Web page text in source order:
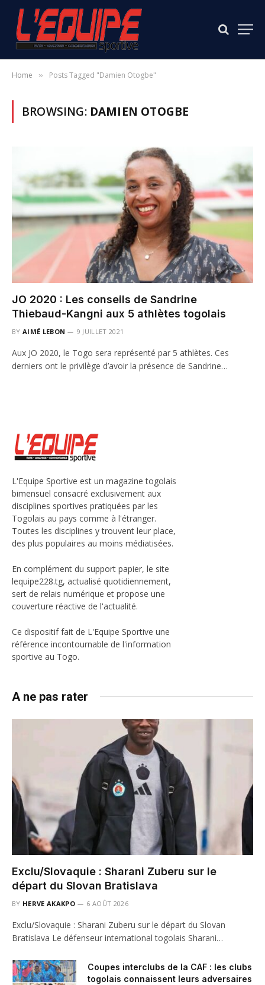
Home » Posts Tagged "Damien Otogbe"
BROWSING: DAMIEN OTOGBE
JO 2020 : Les conseils de Sandrine
Thiebaud-Kangni aux 5 athlètes togolais
BY AIMÉ LEBON 9 JUILLET 2021
Aux JO 2020, le Togo sera représenté par 5 athlètes. Ces
derniers ont le privilège d’avoir la présence de Sandrine…
L'Equipe Sportive est un magazine togolais
bimensuel consacré exclusivement aux
disciplines sportives pratiquées par les
Togolais au pays comme à l'étranger.
Toutes les disciplines y trouvent leur place,
des plus populaires au moins médiatisées.
En complément du support papier, le site
lequipe228.tg, actualisé quotidiennement,
sert de relais numérique et propose une
couverture réactive de l'actualité.
Ce dispositif fait de L'Equipe Sportive une
référence incontournable de l'information
sportive au Togo.
A ne pas rater
Exclu/Slovaquie : Sharani Zuberu sur le
départ du Slovan Bratislava
BY HERVE AKAKPO 6 AOÛT 2026
Exclu/Slovaquie : Sharani Zuberu sur le départ du Slovan
Bratislava Le défenseur international togolais Sharani…
Coupes interclubs de la CAF : les clubs
togolais connaissent leurs adversaires